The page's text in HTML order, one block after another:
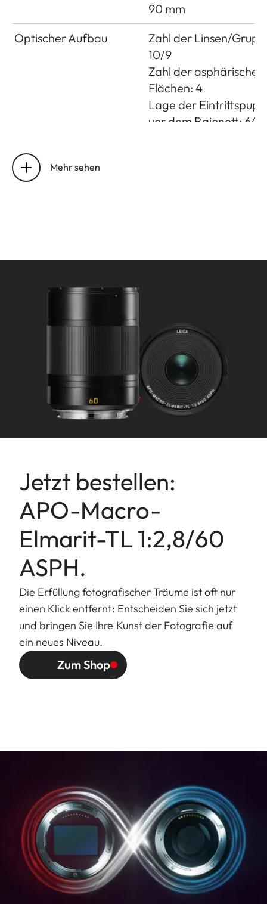
90 mm
Optischer Aufbau
Zahl der Linsen/
10/9
Zahl der asphärischen
Flächen: 4
Lage der
vor dem Bajonett:
Entfernungseinstellung
Kleinstes
Objektfeld/größter
Maßstab: 24 x16 mm/
Einstellung/
Elektronisch gesteuert,
Kleinste Blende: 32
Bajonett
Leica L-Bajonett
Filtergewinde/
Gegenlichtblende
Innengewinde für E
Filter, Filterfassung
Außenbajonett für
Gegenlichtblende (im
Lieferumfang
Oberflächenausführung
Abmessungen und
Mehr sehen
Jetzt bestellen:
APO-Macro-
Elmarit-TL 1:2,8/60
ASPH.
Die Erfüllung fotografischer Träume ist oft nur
einen Klick entfernt: Entscheiden Sie sich jetzt
und bringen Sie Ihre Kunst der Fotografie auf
ein neues Niveau.
Zum Shop